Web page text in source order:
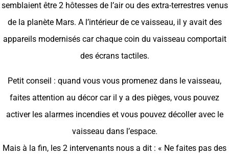
semblaient être 2 hôtesses de l’air ou des extra-terrestres venus
de la planète Mars. A l’intérieur de ce vaisseau, il y avait des
appareils modernisés car chaque coin du vaisseau comportait
des écrans tactiles.
Petit conseil : quand vous vous promenez dans le vaisseau,
faites attention au décor car il y a des pièges, vous pouvez
activer les alarmes incendies et vous pouvez décoller avec le
vaisseau dans l’espace.
Mais à la fin, les 2 intervenants nous a dit : « Ne faites pas des